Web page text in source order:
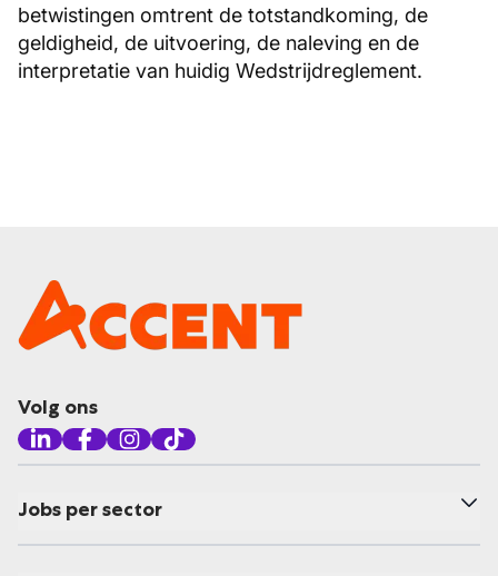
betwistingen omtrent de totstandkoming, de
geldigheid, de uitvoering, de naleving en de
interpretatie van huidig Wedstrijdreglement.
Volg ons
Jobs per sector